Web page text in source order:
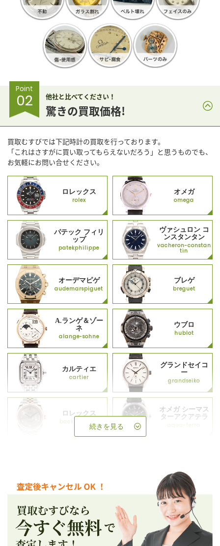
Point
02 他社と比べてください！
驚きの買取価格!
買取むすびでは下記時計の買取を行っております。
「これはさすがに買い取ってもらえないだろう」と思うものでも、
お気軽にお問い合せください。
ロレックス
rolex
オメガ
omega
パテック フィリ
ップ
patekphilippe
ヴァシュロン コ
ンスタンタン
vacheron-constan
tin
オーデマピゲ
audemarspiguet
ブレゲ
breguet
A.ランゲ＆ゾー
ネ
alange-sohne
ウブロ
hublot
カルティエ
cartier
グランドセイコ
ー
grandseiko
ロレックス
backup_rolex
オメガ シーマス
ターアクアテラ
続きを見る